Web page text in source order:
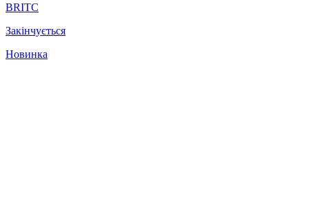
BRITC
Закінчується
Новинка